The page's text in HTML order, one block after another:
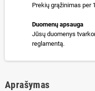
Prekių grąžinimas per
Duomenų apsauga
Jūsų duomenys
reglamentą.
Aprašymas